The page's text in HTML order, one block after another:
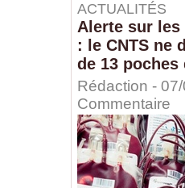
ACTUALITÉS
Alerte sur les
: le CNTS ne
de 13
Rédaction -
Commentaire